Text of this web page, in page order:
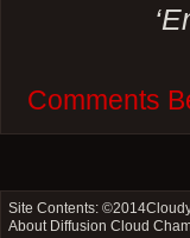
Comments
Site Contents: ©2014
About Diffusion Cloud